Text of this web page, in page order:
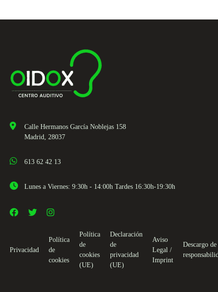
Calle Hermanos García Noblejas 158
Madrid, 28037
613 62 42 13
Lunes a Viernes: 9:30h - 14:00h Tardes 16:30h-19:30h
Privacidad
Política
de
cookies
Política
de
cookies
(UE)
Declaración
de
privacidad
(UE)
Aviso
Legal /
Imprint
Descargo de